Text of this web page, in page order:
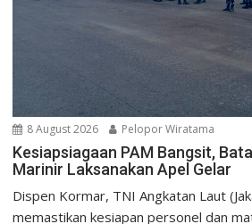
8 August 2026 Pelopor Wiratama
Kesiapsiagaan PAM Bangsit,
Marinir Laksanakan Apel Gelar
Dispen Kormar, TNI Angkatan Laut
memastikan kesiapan personel dan